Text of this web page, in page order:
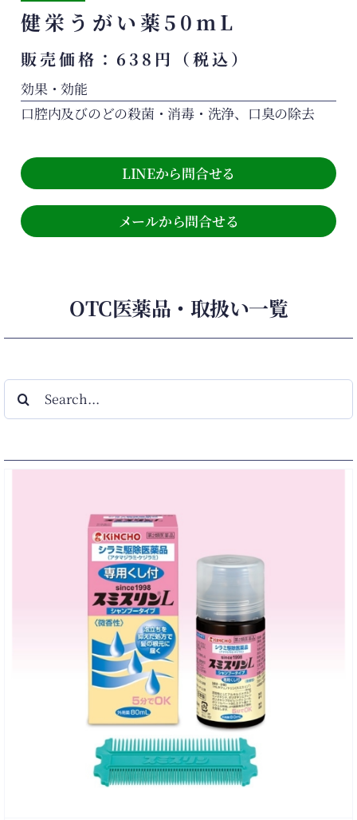
健栄うがい薬50mL
販売価格：638円（税込）
効果・効能
口腔内及びのどの殺菌・消毒・洗浄、口臭の除去
LINEから問合せる
メールから問合せる
OTC医薬品・取扱い一覧
索